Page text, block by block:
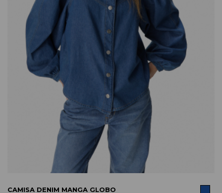
CAMISA DENIM MANGA GLOBO